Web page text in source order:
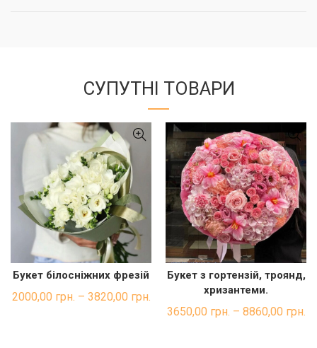
СУПУТНІ ТОВАРИ
ШВИДКА ПОКУПКА
Букет білосніжних фрезій
2000,00 грн. – 3820,00 грн.
ШВИДКА ПОКУПКА
Букет з гортензій, троянд,
хризантеми.
3650,00 грн. – 8860,00 грн.